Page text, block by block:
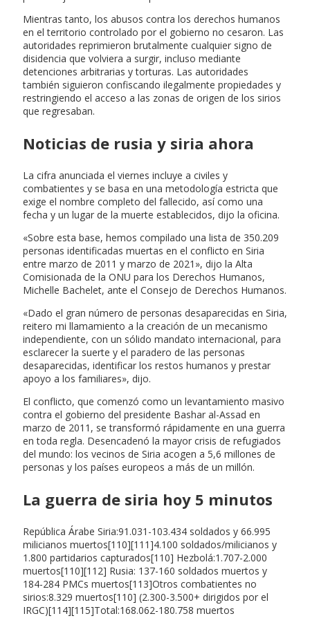
Mientras tanto, los abusos contra los derechos humanos
en el territorio controlado por el gobierno no cesaron. Las
autoridades reprimieron brutalmente cualquier signo de
disidencia que volviera a surgir, incluso mediante
detenciones arbitrarias y torturas. Las autoridades
también siguieron confiscando ilegalmente propiedades y
restringiendo el acceso a las zonas de origen de los sirios
que regresaban.
Noticias de rusia y siria ahora
La cifra anunciada el viernes incluye a civiles y
combatientes y se basa en una metodología estricta que
exige el nombre completo del fallecido, así como una
fecha y un lugar de la muerte establecidos, dijo la oficina.
«Sobre esta base, hemos compilado una lista de 350.209
personas identificadas muertas en el conflicto en Siria
entre marzo de 2011 y marzo de 2021», dijo la Alta
Comisionada de la ONU para los Derechos Humanos,
Michelle Bachelet, ante el Consejo de Derechos Humanos.
«Dado el gran número de personas desaparecidas en Siria,
reitero mi llamamiento a la creación de un mecanismo
independiente, con un sólido mandato internacional, para
esclarecer la suerte y el paradero de las personas
desaparecidas, identificar los restos humanos y prestar
apoyo a los familiares», dijo.
El conflicto, que comenzó como un levantamiento masivo
contra el gobierno del presidente Bashar al-Assad en
marzo de 2011, se transformó rápidamente en una guerra
en toda regla. Desencadenó la mayor crisis de refugiados
del mundo: los vecinos de Siria acogen a 5,6 millones de
personas y los países europeos a más de un millón.
La guerra de siria hoy 5 minutos
República Árabe Siria:91.031-103.434 soldados y 66.995
milicianos muertos[110][111]4.100 soldados/milicianos y
1.800 partidarios capturados[110] Hezbolá:1.707-2.000
muertos[110][112] Rusia: 137-160 soldados muertos y
184-284 PMCs muertos[113]Otros combatientes no
sirios:8.329 muertos[110] (2.300-3.500+ dirigidos por el
IRGC)[114][115]Total:168.062-180.758 muertos